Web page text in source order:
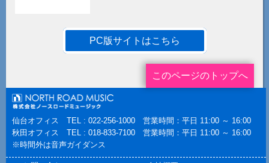
PC版サイトはこちら
このページのトップへ
仙台オフィス TEL : 022-256-1000 営業時間：平日 11:00 ～ 16:00
秋田オフィス TEL : 018-833-7100 営業時間：平日 11:00 ～ 16:00
※時間外は音声ガイダンス